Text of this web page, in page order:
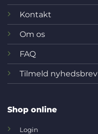
Kontakt
Om os
FAQ
Tilmeld nyhedsbrev
Shop online
Login